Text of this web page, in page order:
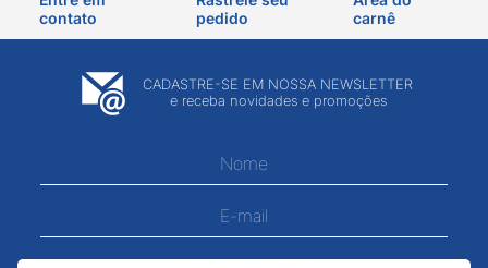
contato
pedido
carnê
CADASTRE-SE EM NOSSA NEWSLETTER
e receba novidades e promoções